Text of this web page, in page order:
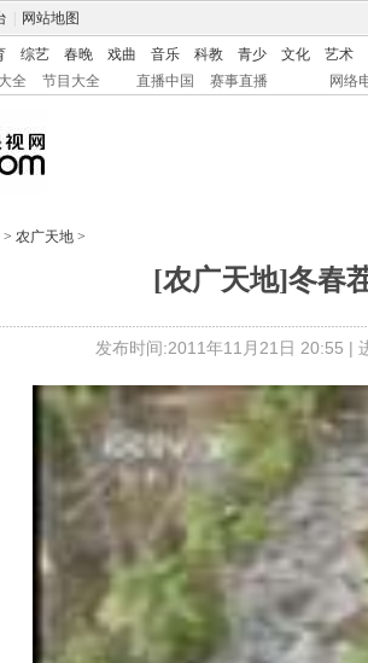
网站地图
综艺 春晚 戏曲 音乐 科教 青少 文化
艺术
全 节目大全 直播中国 赛事直播 网络
> 农广天地 >
[农广天地]冬春
发布时间:2011年11月21日 20:55 |